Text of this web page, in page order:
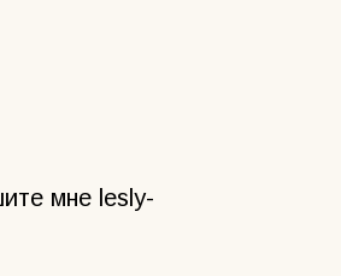
мне lesly-